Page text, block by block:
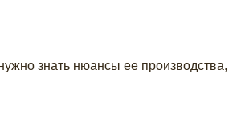
знать нюансы ее производства,